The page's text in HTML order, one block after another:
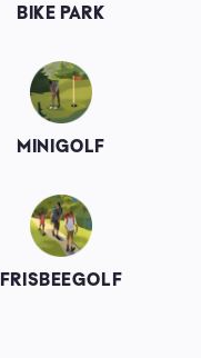
BIKE PARK
Image
MINIGOLF
Image
FRISBEEGOLF